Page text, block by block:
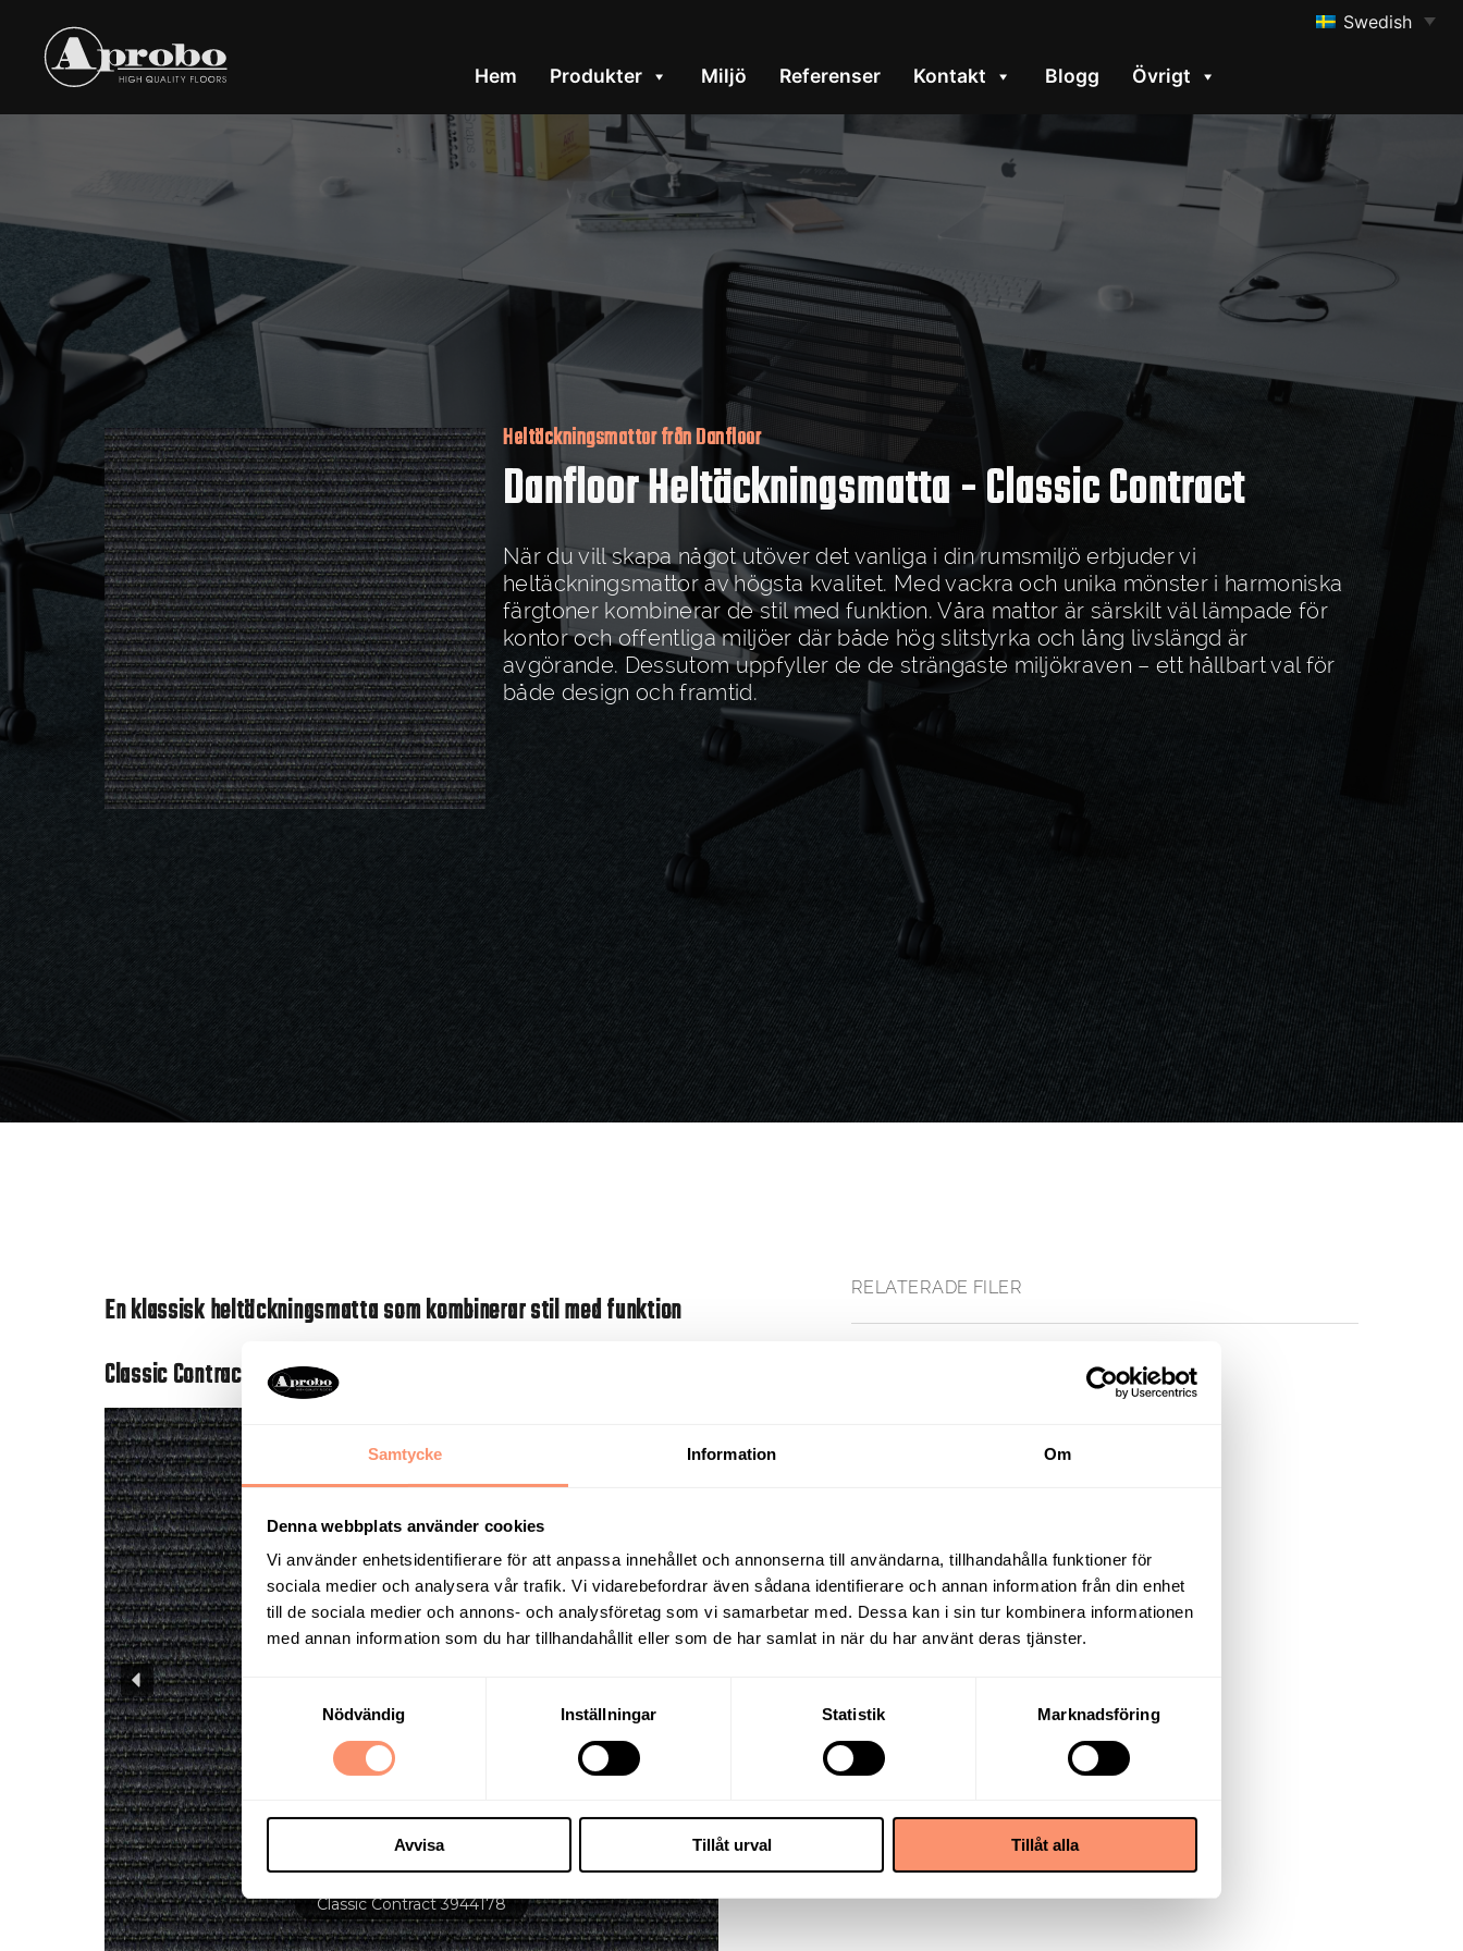
Samtycke Information Om
Denna webbplats använder cookies
Vi använder enhetsidentifierare för att anpassa innehållet och annonserna till användarna, tillhandahålla funktioner för
sociala medier och analysera vår trafik. Vi vidarebefordrar även sådana identifierare och annan information från din enhet
till de sociala medier och annons- och analysföretag som vi samarbetar med. Dessa kan i sin tur kombinera informationen
med annan information som du har tillhandahållit eller som de har samlat in när du har använt deras tjänster.
Samtyckesval
Nödvändig
Inställningar Statistik Marknadsföring
Avvisa Tillåt urval Tillåt alla
Hem Produkter Miljö Referenser Kontakt Blogg Övrigt
Swedish
Heltäckningsmattor från Danfloor
Danfloor Heltäckningsmatta - Classic Contract
När du vill skapa något utöver det vanliga i din rumsmiljö erbjuder vi
heltäckningsmattor av högsta kvalitet. Med vackra och unika mönster i harmoniska
färgtoner kombinerar de stil med funktion. Våra mattor är särskilt väl lämpade för
kontor och offentliga miljöer där både hög slitstyrka och lång livslängd är
avgörande. Dessutom uppfyller de de strängaste miljökraven – ett hållbart val för
både design och framtid.
En klassisk heltäckningsmatta som kombinerar stil med funktion
Classic Contract:
Classic Contract 3944178
RELATERADE FILER